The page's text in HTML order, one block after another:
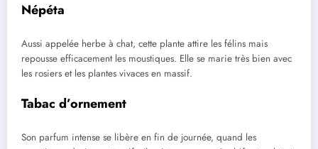
Népéta
Aussi appelée herbe à chat, cette plante attire les félins mais
repousse efficacement les moustiques. Elle se marie très bien avec
les rosiers et les plantes vivaces en massif.
Tabac d’ornement
Son parfum intense se libère en fin de journée, quand les